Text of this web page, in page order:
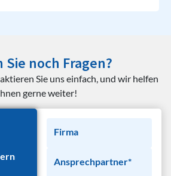
Sie noch Fragen?
Sie uns einfach, und wir helfen
gerne weiter!
Firma
Ansprechpartner*